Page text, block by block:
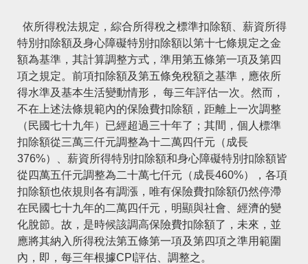
依所得稅法規定，綜合所得稅之標準扣除額、薪資所得
特別扣除額及身心障礙特別扣除額以第十七條規定之金
額為基準，其計算調整方式，準用第五條第一項及第四
項之規定。前項扣除額及第五條免稅額之基準，應依所
得水準及基本生活變動情形， 每三年評估一次。然而，
不在上述法條規範內的保險費扣除額，距離上一次調整
（民國七十九年）已經超過三十年了；其間，個人標準
扣除額從三萬三仟元調整為十二萬四仟元（成長
376%）、薪資所得特別扣除額和身心障礙特別扣除額皆
從四萬五仟元調整為二十萬七仟元（成長460%），各項
扣除額也依規則各有調漲，唯有保險費扣除額仍然停滯
在民國七十九年的二萬四仟元，明顯與社會、經濟的變
化脫節。故，是時候該調高保險費扣除額了，未來，並
應將其納入所得稅法第五條第一項及第四項之準用範圍
內，即，每三年根據CPI 評估、調整之。